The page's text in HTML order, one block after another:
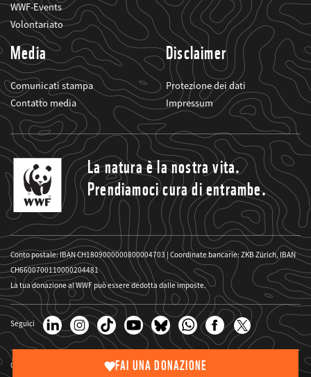
FAI UNA DONAZIONE
WWF-Events
Volontariato
Media
Comunicati stampa
Contatto media
Disclaimer
Protezione dei dati
Impressum
La natura è la nostra vita.
Prendiamoci cura di entrambe.
Conto postale: IBAN CH1809000000800004703 | Coordinate bancarie: ZKB Zürich, IBAN
CH6600700110000204481
La tua donazione al WWF può essere dedotta dalle imposte.
Seguici
Copyright delle immagini